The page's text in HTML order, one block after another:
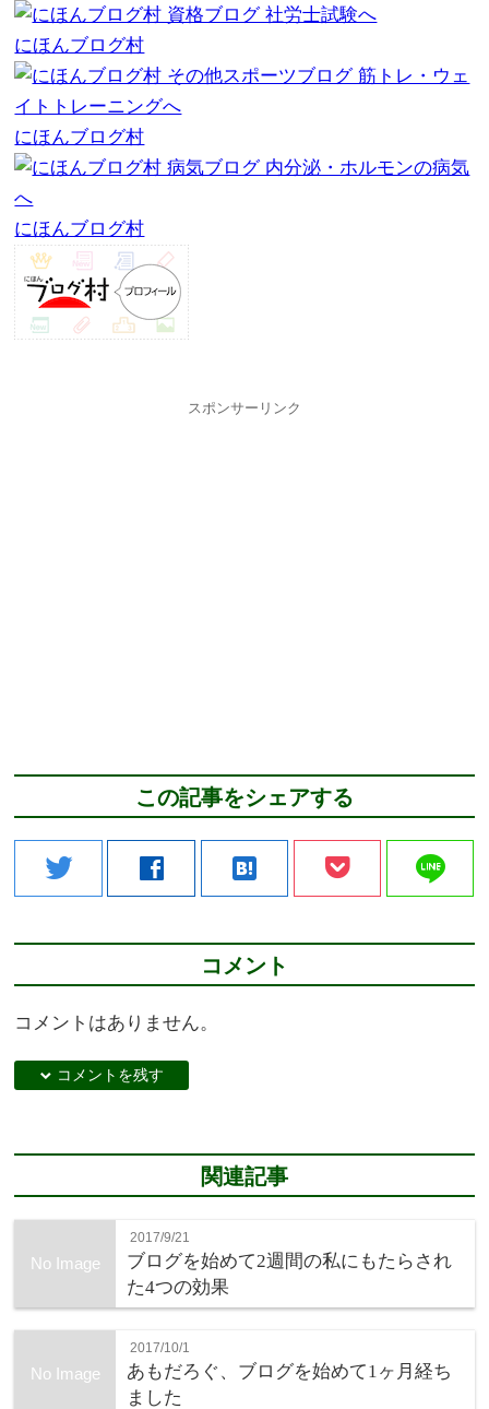
にほんブログ村
にほんブログ村
にほんブログ村
スポンサーリンク
この記事をシェアする
twitter facebook hatenabookmark line
コメント
コメントはありません。
down コメントを残す
関連記事
No Image
2017/9/21
ブログを始めて2週間の私にもたらされ
た4つの効果
No Image
2017/10/1
あもだろぐ、ブログを始めて1ヶ月経ち
ました